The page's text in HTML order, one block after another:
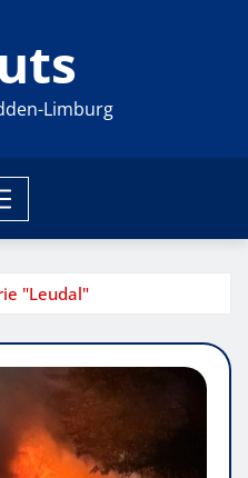
Limburg
"Leudal"